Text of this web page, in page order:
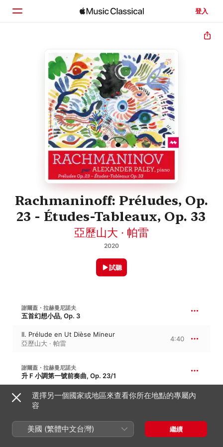
登入
Rachmaninoff: Préludes, Op.
23 - Études-Tableaux, Op. 33
亞歷山大 · 帕雷
2020
試聽
謝爾蓋・拉赫曼尼諾夫
五首幻想小品, Op. 3
II. Prélude en Ut Dièse Mineur
亞歷山大 · 帕雷
4:40
謝爾蓋・拉赫曼尼諾夫
升 F 小調第一號前奏曲, Op. 23/1
I. Largo en Fa Dièse Mineur
亞歷山大 · 帕雷
5:11
謝爾蓋・拉赫曼尼諾夫
降 B 大調第二號前奏曲, Op. 23/2
選擇另一個國家或地區來查看你所在地點的專屬內
容
美國 (繁體中文台灣) 繼續